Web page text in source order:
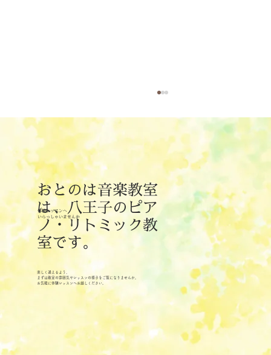
8月のリトミックレッスン日
体験レッスンへ
​いらっしゃいませんか
おとのは音楽教室
は、八王子のピア
ノ・リトミック教
室です。
楽しく通えるよう、
まずは教室の雰囲気やレッスンの様子をご覧になりませんか。
お気軽に体験レッスンへお越しください。